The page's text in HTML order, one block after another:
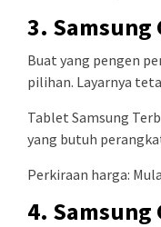
3. Samsung
Buat yang pengen
pilihan. Layarnya
Tablet Samsung
yang butuh
Perkiraan harga:
4. Samsung